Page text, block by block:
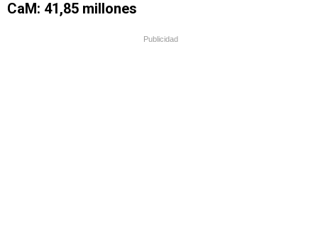
CaM: 41,85 millones
Publicidad